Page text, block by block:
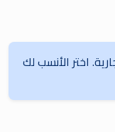
اختر الأنسب لك